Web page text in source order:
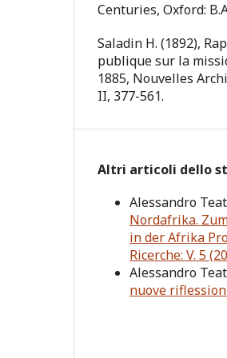
Centuries, Oxford:
Saladin H. (1892),
publique sur la
1885, Nouvelles
II, 377-561.
Altri articoli dello
Alessandro
Nordafrika.
in der Afrika
Ricerche: V. 5
Alessandro
nuove